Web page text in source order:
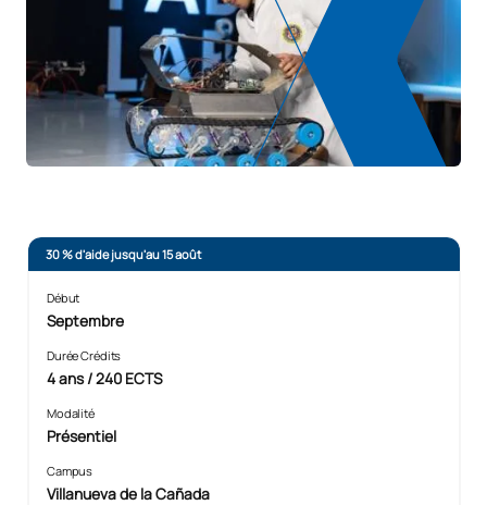
30 % d'aide jusqu'au 15 août
Début
Septembre
Durée Crédits
4 ans / 240 ECTS
Modalité
Présentiel
Campus
Villanueva de la Cañada